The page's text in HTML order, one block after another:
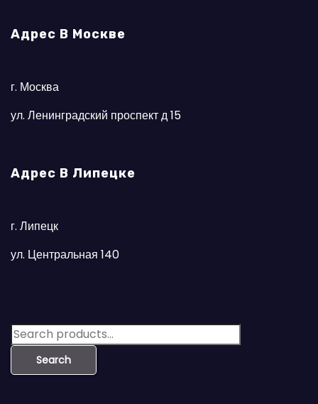
Адрес В Москве
г. Москва
ул. Ленинградский проспект д 15
Адрес В Липецке
г. Липецк
ул. Центральная 140
S
e
Search